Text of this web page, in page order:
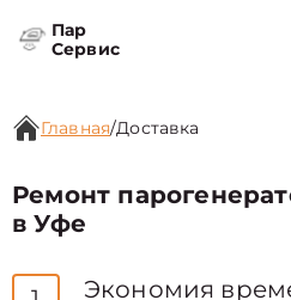
Пар
Сервис
Главная/Доставка
Ремонт
в Уфе
Экономия